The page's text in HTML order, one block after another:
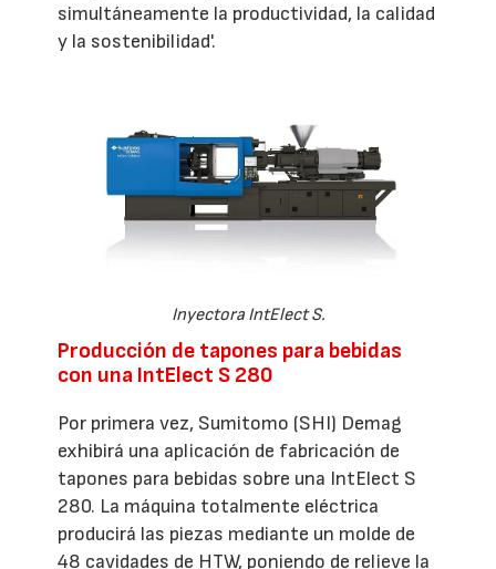
simultáneamente la productividad, la calidad
y la sostenibilidad'.
Inyectora IntElect S.
Producción de tapones para bebidas
con una IntElect S 280
Por primera vez, Sumitomo (SHI) Demag
exhibirá una aplicación de fabricación de
tapones para bebidas sobre una IntElect S
280. La máquina totalmente eléctrica
producirá las piezas mediante un molde de
48 cavidades de HTW, poniendo de relieve la